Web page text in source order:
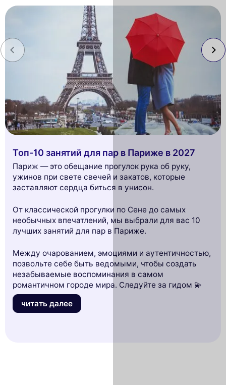
Топ-10 занятий для пар в Париже в 2027
Париж — это обещание прогулок рука об руку,
ужинов при свете свечей и закатов, которые
заставляют сердца биться в унисон.
От классической прогулки по Сене до самых
необычных впечатлений, мы выбрали для вас 10
лучших занятий для пар в Париже.
Между очарованием, эмоциями и аутентичностью,
позвольте себе быть ведомыми, чтобы создать
незабываемые воспоминания в самом
романтичном городе мира. Следуйте за гидом 💫
читать далее